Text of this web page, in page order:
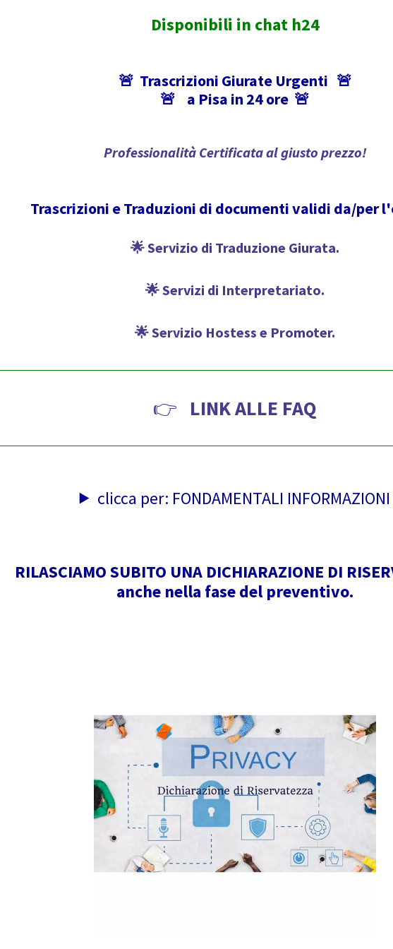
Disponibili in chat h24
🚨 Trascrizioni Giurate Urgenti 🚨
🚨 a Pisa in 24 ore 🚨
Professionalità Certificata al giusto prezzo!
Trascrizioni e Traduzioni di documenti validi da/per
🌟 Servizio di Traduzione Giurata.
🌟 Servizi di Interpretariato.
🌟 Servizio Hostess e Promoter.
👉 LINK ALLE FAQ
clicca per: FONDAMENTALI INFORMAZIONI
RILASCIAMO SUBITO UNA DICHIARAZIONE DI
anche nella fase del preventivo.